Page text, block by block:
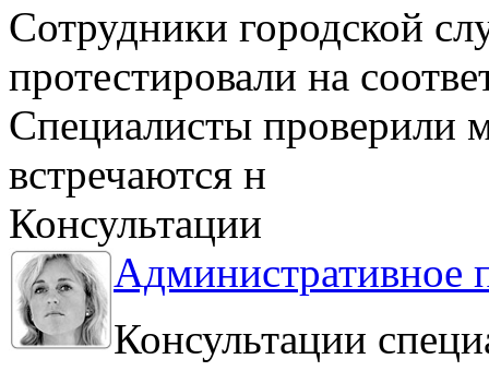
Сотрудники городской
протестировали на
Специалисты проверили
встречаются н
Консультации
Административное
Консультации